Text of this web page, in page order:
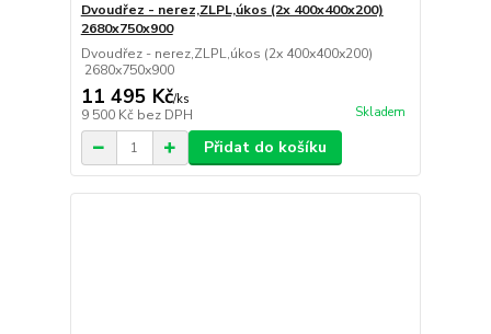
Dvoudřez - nerez,ZLPL,úkos (2x 400x400x200)
2680x750x900
Dvoudřez - nerez,ZLPL,úkos (2x 400x400x200)
2680x750x900
11 495 Kč/ks
9 500 Kč bez DPH Skladem
Přidat do košíku